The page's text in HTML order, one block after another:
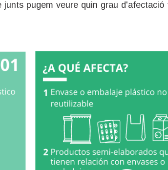
pugem veure quin grau d'afectació